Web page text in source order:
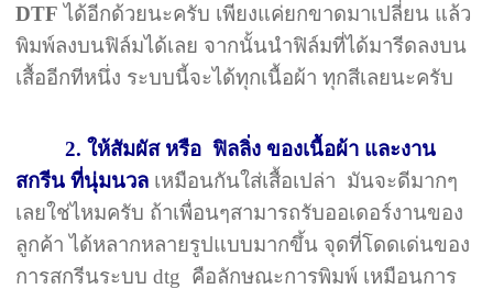
DTF ได้อีกด้วยนะครับ เพียงแค่ยกขาดมาเปลี่ยน แล้ว
พิมพ์ลงบนฟิล์มได้เลย จากนั้นนำฟิล์มที่ได้มารีดลงบน
เสื้ออีกทีหนึ่ง ระบบนี้จะได้ทุกเนื้อผ้า ทุกสีเลยนะครับ
2. ให้สัมผัส หรือ ฟิลลิ่ง ของเนื้อผ้า และงาน
สกรีน ที่นุ่มนวล เหมือนกันใส่เสื้อเปล่า มันจะดีมากๆ
เลยใช่ไหมครับ ถ้าเพื่อนๆสามารถรับออเดอร์งานของ
ลูกค้า ได้หลากหลายรูปแบบมากขึ้น จุดที่โดดเด่นของ
การสกรีนระบบ dtg คือลักษณะการพิมพ์ เหมือนการ